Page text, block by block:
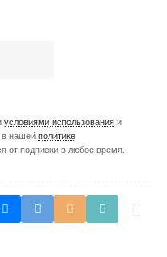
условиями использования и
в нашей политике
от подписки в любое время.